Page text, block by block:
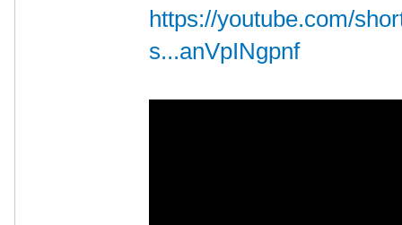
https://youtube.com/
s...anVpINgpnf